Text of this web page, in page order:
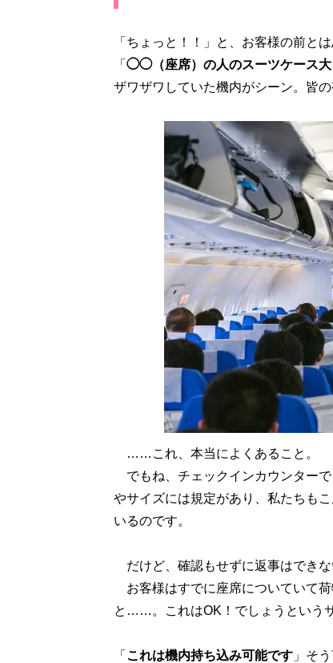
「ちょっと！！」と、お客様の前と
「 ◯◯（座席）の人のスーツケース大
ザワザワしていた機内がシーン。皆
……これ、本当によくあること。
でもね、チェックインカウンター
やサイズには規定があり、私たちも
いるのです。
だけど、確認もせずに返事はできな
お客様はすでに座席についていて
と……。これはOK！でしょうというサ
「 これは機内持ち込み可能です 」そ